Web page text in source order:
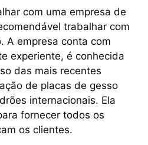
com uma empresa de
trabalhar com
A empresa conta com
experiente, é conhecida
das mais recentes
de placas de gesso
internacionais. Ela
fornecer todos os
os clientes.